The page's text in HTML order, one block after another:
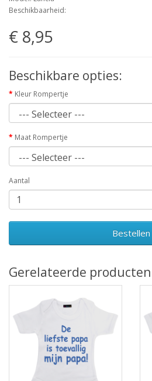
Beschikbaarheid:
€ 8,95
Beschikbare opties:
Kleur Rompertje
Maat Rompertje
Aantal
Bestellen
Gerelateerde producten